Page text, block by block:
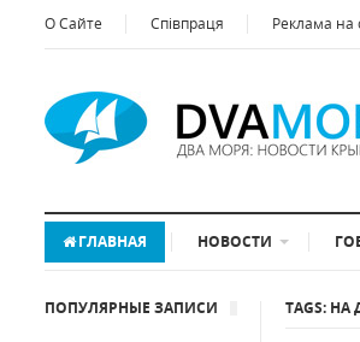
О Сайте Співпраця Реклама на
ГЛАВНАЯ НОВОСТИ
TAGS:
ПОПУЛЯРНЫЕ ЗАПИСИ